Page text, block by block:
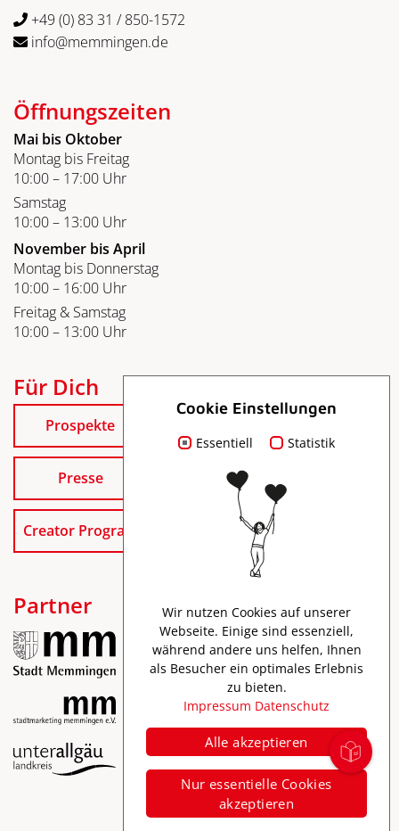
+49 (0) 83 31 / 850-1572
info@memmingen.de
Öffnungszeiten
Mai bis Oktober
Montag bis Freitag
10:00 – 17:00 Uhr
Samstag
10:00 – 13:00 Uhr
November bis April
Montag bis Donnerstag
10:00 – 16:00 Uhr
Freitag & Samstag
10:00 – 13:00 Uhr
Für Dich
Prospekte
Presse
Creator Program
Partner
Impressum
Datenschutz
Barrierefreiheit
Cookie Einstellungen
Essentiell Statistik
Wir nutzen Cookies auf unserer
Webseite. Einige sind essenziell,
während andere uns helfen, Ihnen
als Besucher ein optimales Erlebnis
zu bieten.
Impressum Datenschutz
Alle akzeptieren
Nur essentielle Cookies
akzeptieren